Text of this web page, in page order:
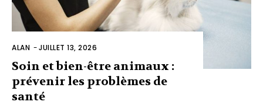
ALAN -JUILLET 13, 2026
Soin et bien-être animaux :
prévenir les problèmes de
santé